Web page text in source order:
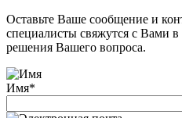
Оставьте Ваше сообщение и
специалисты свяжутся с Вами
решения Вашего вопроса.
Имя*